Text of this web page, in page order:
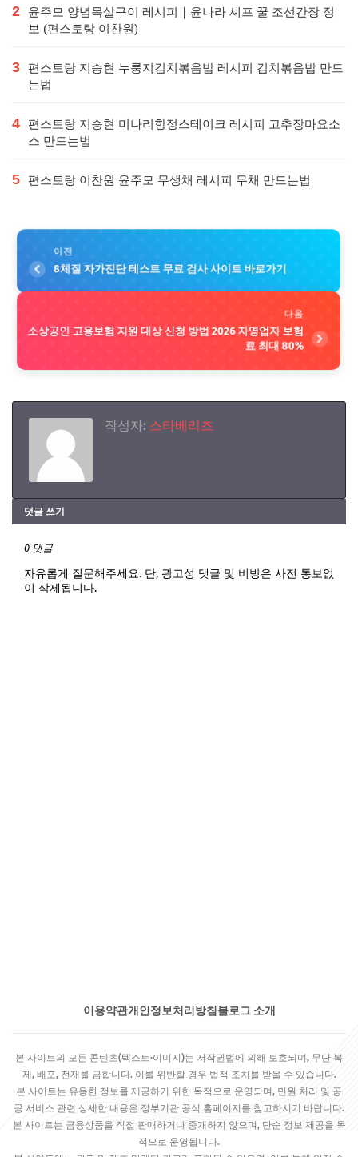
2
윤주모 양념목살구이 레시피｜윤나라 셰프 꿀 조선간장 정
보 (편스토랑 이찬원)
3
편스토랑 지승현 누룽지김치볶음밥 레시피 김치볶음밥 만드
는법
4
편스토랑 지승현 미나리항정스테이크 레시피 고추장마요소
스 만드는법
5 편스토랑 이찬원 윤주모 무생채 레시피 무채 만드는법
이전
8체질 자가진단 테스트 무료 검사 사이트 바로가기
다음
소상공인 고용보험 지원 대상 신청 방법 2026 자영업자 보험
료 최대 80%
작성자: 스타베리즈
댓글 쓰기
0 댓글
자유롭게 질문해주세요. 단, 광고성 댓글 및 비방은 사전 통보없
이 삭제됩니다.
이용약관개인정보처리방침 블로그 소개
본 사이트의 모든 콘텐츠(텍스트·이미지)는 저작권법에 의해 보호되며, 무단 복
제, 배포, 전재를 금합니다. 이를 위반할 경우 법적 조치를 받을 수 있습니다.
본 사이트는 유용한 정보를 제공하기 위한 목적으로 운영되며, 민원 처리 및 공
공 서비스 관련 상세한 내용은 정부기관 공식 홈페이지를 참고하시기 바랍니다.
본 사이트는 금융상품을 직접 판매하거나 중개하지 않으며, 단순 정보 제공을 목
적으로 운영됩니다.